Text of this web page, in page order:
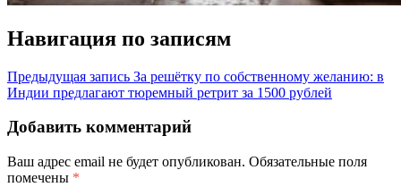
Навигация по записям
Предыдущая запись За решётку по собственному желанию: в
Индии предлагают тюремный ретрит за 1500 рублей
Добавить комментарий
Ваш адрес email не будет опубликован. Обязательные поля
помечены *